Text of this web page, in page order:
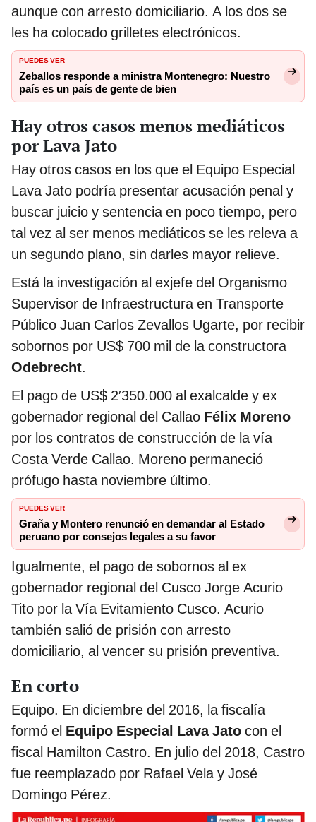
aunque con arresto domiciliario. A los dos se
les ha colocado grilletes electrónicos.
PUEDES VER
Zeballos responde a ministra Montenegro: Nuestro
país es un país de gente de bien
Hay otros casos menos mediáticos
por Lava Jato
Hay otros casos en los que el Equipo Especial
Lava Jato podría presentar acusación penal y
buscar juicio y sentencia en poco tiempo, pero
tal vez al ser menos mediáticos se les releva a
un segundo plano, sin darles mayor relieve.
Está la investigación al exjefe del Organismo
Supervisor de Infraestructura en Transporte
Público Juan Carlos Zevallos Ugarte, por recibir
sobornos por US$ 700 mil de la constructora
Odebrecht.
El pago de US$ 2′350.000 al exalcalde y ex
gobernador regional del Callao Félix Moreno
por los contratos de construcción de la vía
Costa Verde Callao. Moreno permaneció
prófugo hasta noviembre último.
PUEDES VER
Graña y Montero renunció en demandar al Estado
peruano por consejos legales a su favor
Igualmente, el pago de sobornos al ex
gobernador regional del Cusco Jorge Acurio
Tito por la Vía Evitamiento Cusco. Acurio
también salió de prisión con arresto
domiciliario, al vencer su prisión preventiva.
En corto
Equipo. En diciembre del 2016, la fiscalía
formó el Equipo Especial Lava Jato con el
fiscal Hamilton Castro. En julio del 2018, Castro
fue reemplazado por Rafael Vela y José
Domingo Pérez.